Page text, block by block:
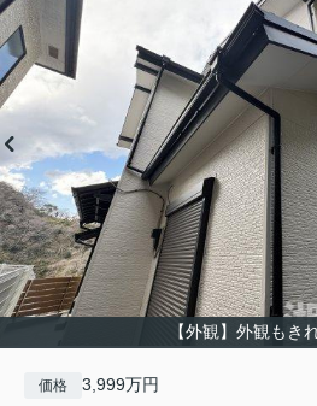
【外観】外観もき
価格 3,999万円